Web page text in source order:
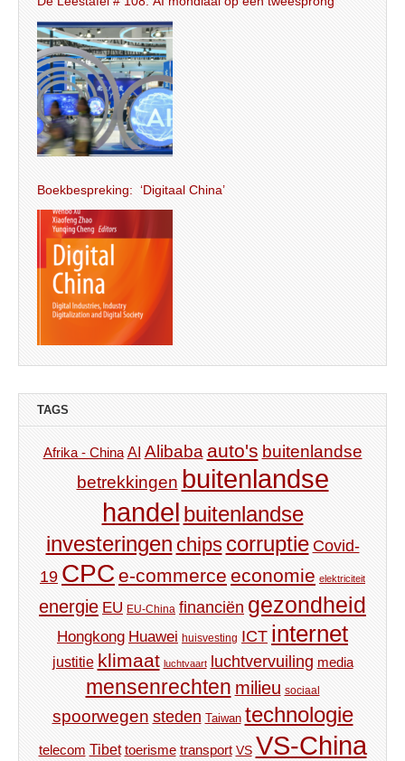
Boekbespreking: ‘Digitaal China’
TAGS
Afrika - China AI Alibaba auto's buitenlandse
betrekkingen buitenlandse
handel buitenlandse
investeringen chips corruptie Covid-
19 CPC e-commerce economie elektriciteit
energie EU EU-China financiën gezondheid
Hongkong Huawei huisvesting ICT internet
justitie klimaat luchtvaart luchtvervuiling media
mensenrechten milieu sociaal
spoorwegen steden Taiwan technologie
telecom Tibet toerisme transport VS VS-China